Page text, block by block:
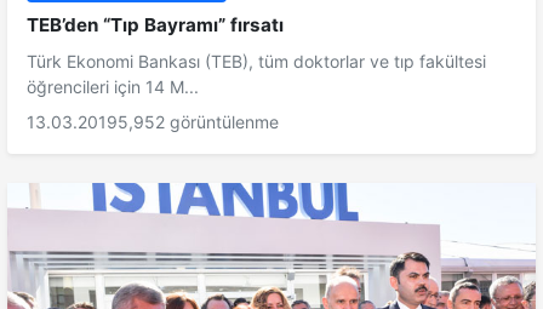
TEB’den “Tıp Bayramı” fırsatı
Türk Ekonomi Bankası (TEB), tüm doktorlar ve tıp fakültesi
öğrencileri için 14 M...
13.03.20195,952 görüntülenme